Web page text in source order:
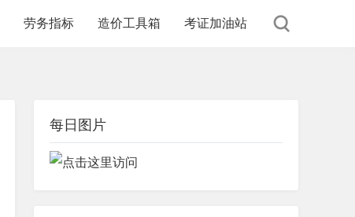
劳务指标 造价工具箱 考证加油站
每日图片